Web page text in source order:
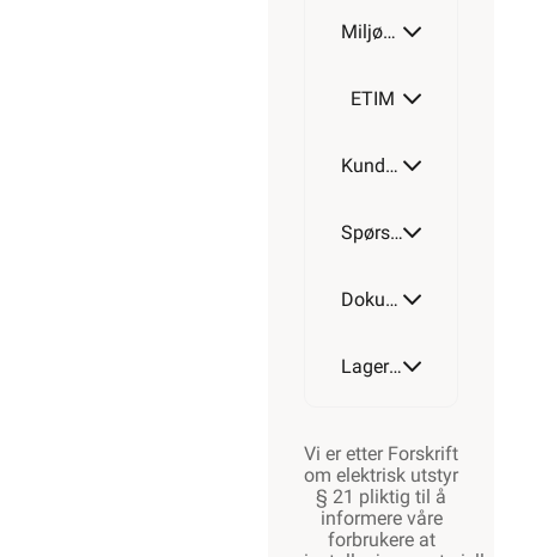
Miljøparametere
ETIM
Kundeomtale
Spørsmål og svar
Dokumentasjon
Lagerstatus
Vi er etter Forskrift
om elektrisk utstyr
§ 21 pliktig til å
informere våre
forbrukere at